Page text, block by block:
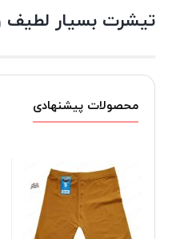
تیشرت بسیار
محصولات پیشنهادی